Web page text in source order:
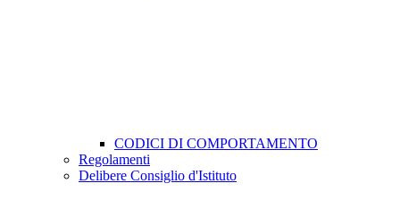
CODICI DI COMPORTAMENTO
Regolamenti
Delibere Consiglio d'Istituto